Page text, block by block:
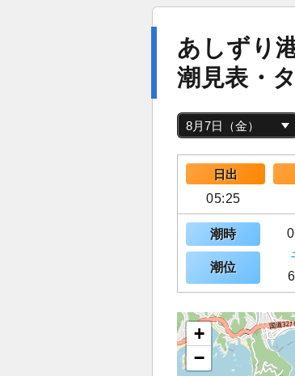
あしずり
潮見表・
日出
05:25
潮時
潮位
+
−